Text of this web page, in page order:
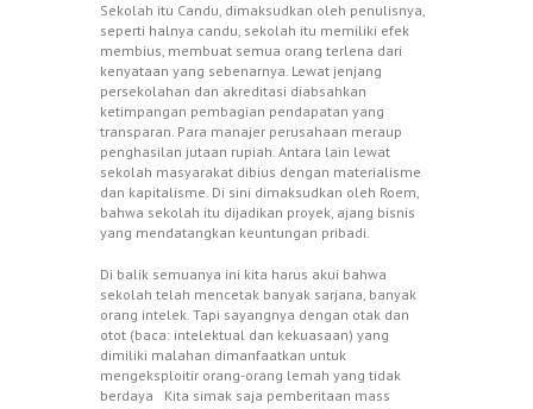
Sekolah itu Candu, dimaksudkan oleh penulisnya,
seperti halnya candu, sekolah itu memiliki efek
membius, membuat semua orang terlena dari
kenyataan yang sebenarnya. Lewat jenjang
persekolahan dan akreditasi diabsahkan
ketimpangan pembagian pendapatan yang
transparan. Para manajer perusahaan meraup
penghasilan jutaan rupiah. Antara lain lewat
sekolah masyarakat dibius dengan materialisme
dan kapitalisme. Di sini dimaksudkan oleh Roem,
bahwa sekolah itu dijadikan proyek, ajang bisnis
yang mendatangkan keuntungan pribadi.
Di balik semuanya ini kita harus akui bahwa
sekolah telah mencetak banyak sarjana, banyak
orang intelek. Tapi sayangnya dengan otak dan
otot (baca: intelektual dan kekuasaan) yang
dimiliki malahan dimanfaatkan untuk
mengeksploitir orang-orang lemah yang tidak
berdaya Kita simak saja pemberitaan mass